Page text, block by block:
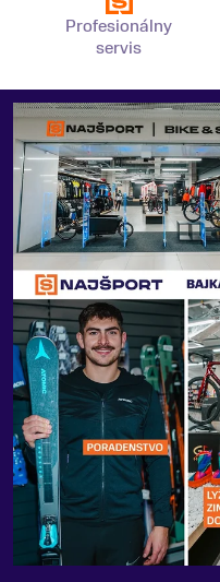
Profesionálny
servis